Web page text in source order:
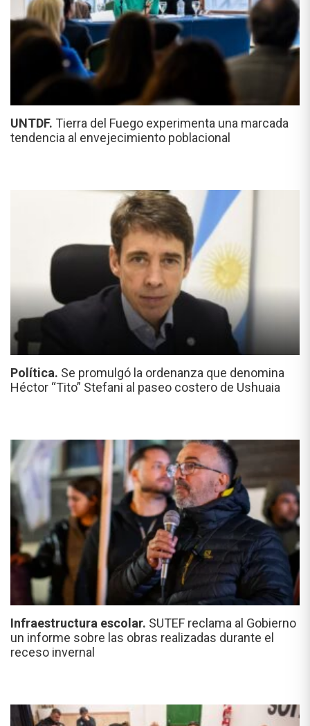
UNTDF. Tierra del Fuego experimenta una marcada
tendencia al envejecimiento poblacional
Política. Se promulgó la ordenanza que denomina
Héctor “Tito” Stefani al paseo costero de Ushuaia
Infraestructura escolar. SUTEF reclama al Gobierno
un informe sobre las obras realizadas durante el
receso invernal